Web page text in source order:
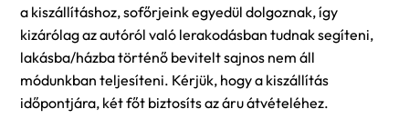
a kiszállításhoz, sofőrjeink egyedül dolgoznak, így
kizárólag az autóról való lerakodásban tudnak segíteni,
lakásba/házba történő bevitelt sajnos nem áll
módunkban teljesíteni. Kérjük, hogy a kiszállítás
időpontjára, két főt biztosíts az áru átvételéhez.